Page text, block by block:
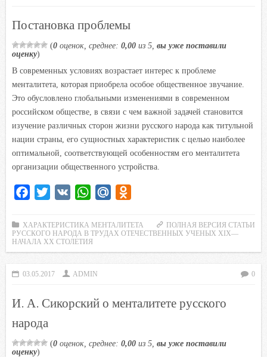
Постановка проблемы
(0 оценок, среднее: 0,00 из 5, вы уже поставили
оценку)
В современных условиях возрастает интерес к проблеме
менталитета, которая приобрела особое общественное звучание.
Это обусловлено глобальными изменениями в современном
российском обществе, в связи с чем важной задачей становится
изучение различных сторон жизни русского народа как титульной
нации страны, его сущностных характеристик с целью наиболее
оптимальной, соответствующей особенностям его менталитета
организации общественного устройства.
c
e
b
o
k
i
t
t
e
W
a
t
s
A
p
i
l
.
n
o
k
s
i
ПОЛНАЯ ВЕРСИЯ СТАТЬИ
ХАРАКТЕРИСТИКА МЕНТАЛИТЕТА
РУССКОГО НАРОДА В ТРУДАХ ОТЕЧЕСТВЕННЫХ УЧЕНЫХ XIX—
НАЧАЛА XX СТОЛЕТИЯ
03.05.2017 ADMIN 0
И. А. Сикорский о менталитете русского
народа
(0 оценок, среднее: 0,00 из 5, вы уже поставили
оценку)